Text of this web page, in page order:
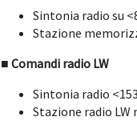
Sintonia radio su
Stazione
■ Comandi radio LW
Sintonia radio
Stazione radio